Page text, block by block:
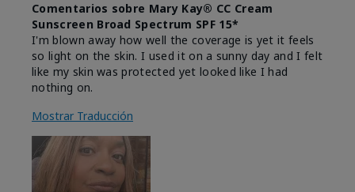
Comentarios sobre Mary Kay® CC Cream
Sunscreen Broad Spectrum SPF 15*
I'm blown away how well the coverage is yet it feels
so light on the skin. I used it on a sunny day and I felt
like my skin was protected yet looked like I had
nothing on.
Mostrar Traducción